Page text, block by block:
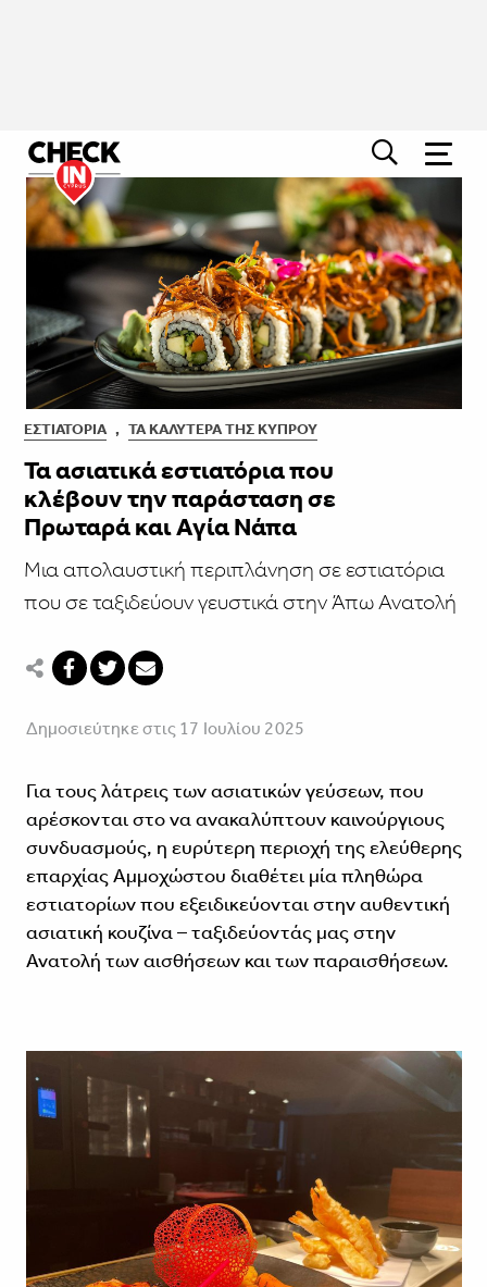
ΕΣΤΙΑΤΌΡΙΑ , ΤΑ ΚΑΛΎΤΕΡΑ ΤΗΣ ΚΎΠΡΟΥ
Τα ασιατικά εστιατόρια που
κλέβουν την παράσταση σε
Πρωταρά και Αγία Νάπα
Μια απολαυστική περιπλάνηση σε εστιατόρια
που σε ταξιδεύουν γευστικά στην Άπω Ανατολή
Δημοσιεύτηκε στις 17 Ιουλίου 2025
Για τους λάτρεις των ασιατικών γεύσεων, που
αρέσκονται στο να ανακαλύπτουν καινούργιους
συνδυασμούς, η ευρύτερη περιοχή της ελεύθερης
επαρχίας Αμμοχώστου διαθέτει μία πληθώρα
εστιατορίων που εξειδικεύονται στην αυθεντική
ασιατική κουζίνα – ταξιδεύοντάς μας στην
Ανατολή των αισθήσεων και των παραισθήσεων.